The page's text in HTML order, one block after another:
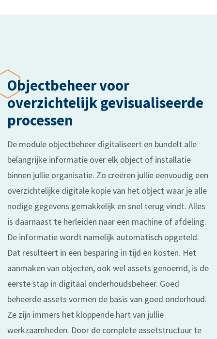
Objectbeheer voor
overzichtelijk gevisualiseerde
processen
De module objectbeheer digitaliseert en bundelt alle
belangrijke informatie over elk object of installatie
binnen jullie organisatie. Zo creëren jullie eenvoudig een
overzichtelijke digitale kopie van het object waar je alle
nodige gegevens gemakkelijk en snel terug vindt. Alles
is daarnaast te herleiden naar een machine of afdeling.
De informatie wordt namelijk automatisch opgeteld.
Dat resulteert in een besparing in tijd en kosten. Het
aanmaken van objecten, ook wel assets genoemd, is de
eerste stap in digitaal onderhoudsbeheer. Goed
beheerde assets vormen de basis van goed onderhoud.
Ze zijn immers het kloppende hart van jullie
werkzaamheden. Door de complete assetstructuur te